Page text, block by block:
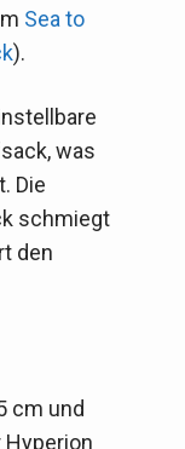
Sea to
).
was
Die
schmiegt
den
cm und